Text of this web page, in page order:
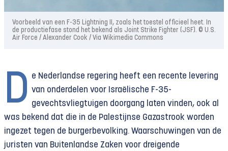
Voorbeeld van een F-35 Lightning II, zoals het toestel officieel heet. In
de productiefase stond het bekend als Joint Strike Fighter (JSF). © U.S.
Air Force / Alexander Cook / Via Wikimedia Commons
D e Nederlandse regering heeft een recente levering
van onderdelen voor Israëlische F-35-
gevechtsvliegtuigen doorgang laten vinden, ook al
was bekend dat die in de Pales­tijnse Gazastrook worden
ingezet tegen de burgerbevolking. Waarschuwingen van de
juristen van Buitenlandse Zaken voor dreigende